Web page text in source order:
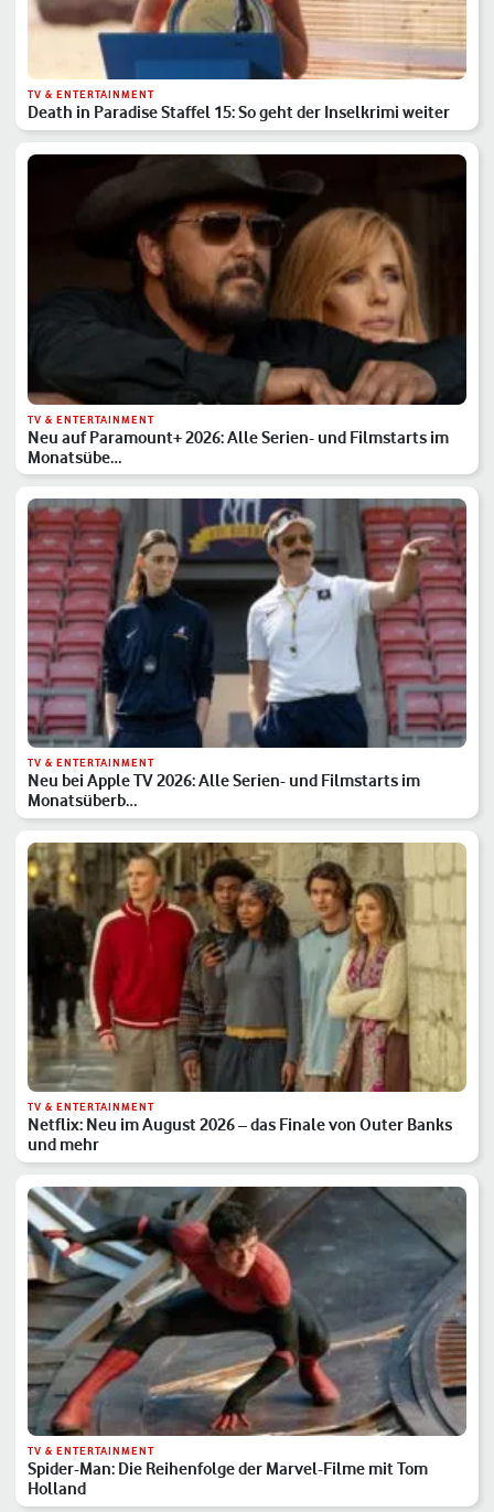
TV & ENTERTAINMENT
Death in Paradise Staffel 15: So geht der Inselkrimi weiter
TV & ENTERTAINMENT
Neu auf Paramount+ 2026: Alle Serien- und Filmstarts im
Monatsübe…
TV & ENTERTAINMENT
Neu bei Apple TV 2026: Alle Serien- und Filmstarts im
Monatsüberb…
TV & ENTERTAINMENT
Netflix: Neu im August 2026 – das Finale von Outer Banks
und mehr
TV & ENTERTAINMENT
Spider-Man: Die Reihenfolge der Marvel-Filme mit Tom
Holland